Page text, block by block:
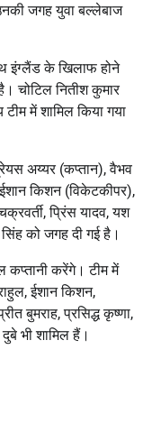
जगह युवा बल्लेबाज
इंग्लैंड के खिलाफ होने
चोटिल नितीश कुमार
में शामिल किया गया
अय्यर (कप्तान), वैभव
ईशान किशन (विकेटकीपर),
प्रिंस यादव, यश
को जगह दी गई है।
कप्तानी करेंगे। टीम में
ईशान किशन,
बुमराह, प्रसिद्ध कृष्णा,
दुबे भी शामिल हैं।